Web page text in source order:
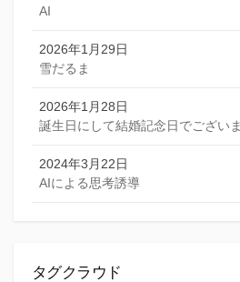
AI
2026年1月29日
雪だるま
2026年1月28日
誕生日にして結婚記念日でござい
2024年3月22日
AIによる思考誘導
タグクラウド